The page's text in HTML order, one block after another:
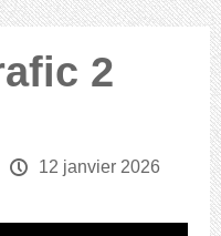
2
P 12 janvier 2026